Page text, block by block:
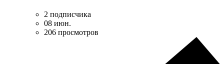
2 подписчика
08 июн.
206 просмотров